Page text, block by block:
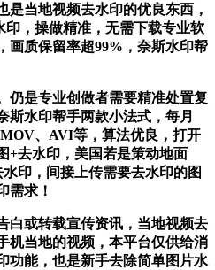
当地视频去水印的优良东西，
印，操做精准，无需下载专业软
画质保留率超99%，奈斯水印帮
是专业创做者需要精准处置复
斯水印帮手两款小法式，每月
、AVI等，算法优良，打开
+去水印，美国若是策动地面
印，间接上传需要去水印的图
需求！
或转载宣传资讯，当地视频去
机当地的视频，本平台仅供给消
功能，也是新手去除简单图片水